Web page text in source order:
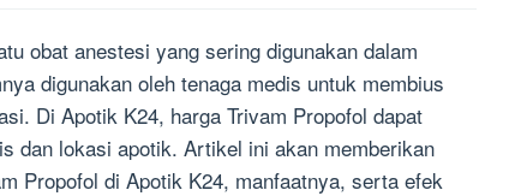
obat anestesi yang sering digunakan dalam
digunakan oleh tenaga medis untuk membius
Di Apotik K24, harga Trivam Propofol dapat
dan lokasi apotik. Artikel ini akan memberikan
Propofol di Apotik K24, manfaatnya, serta efek